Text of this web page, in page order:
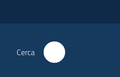
Cerca